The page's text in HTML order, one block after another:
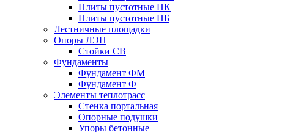
Плиты пустотные ПК
Плиты пустотные ПБ
Лестничные площадки
Опоры ЛЭП
Стойки СВ
Фундаменты
Фyндамент ФМ
Фyндамент Ф
Элементы теплотрасс
Стенка портальная
Опорные подушки
Упоры бетонные